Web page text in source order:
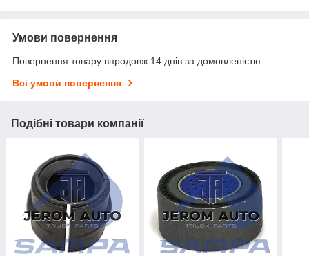
Умови повернення
Повернення товару впродовж 14 днів за домовленістю
Всі умови повернення
Подібні товари компанії